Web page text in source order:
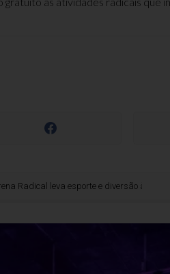
leva esporte e diversão à Virada